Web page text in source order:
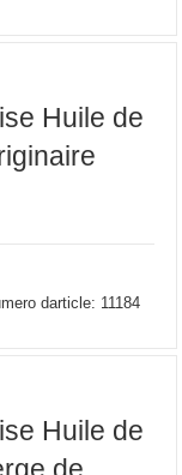
Huile de
darticle: 11184
Huile de